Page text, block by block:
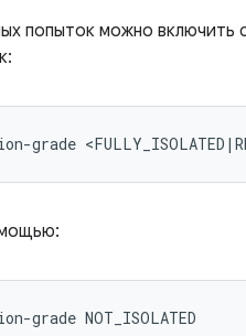
попыток можно
-grade <FULLY_ISOLATED |
-grade NOT_ISOLATED